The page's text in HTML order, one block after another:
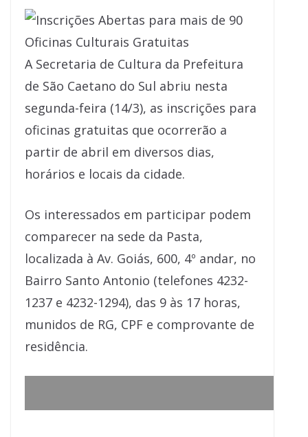
A Secretaria de Cultura da Prefeitura
de São Caetano do Sul abriu nesta
segunda-feira (14/3), as inscrições para
oficinas gratuitas que ocorrerão a
partir de abril em diversos dias,
horários e locais da cidade.
Os interessados em participar podem
comparecer na sede da Pasta,
localizada à Av. Goiás, 600, 4º andar, no
Bairro Santo Antonio (telefones 4232-
1237 e 4232-1294), das 9 às 17 horas,
munidos de RG, CPF e comprovante de
residência.